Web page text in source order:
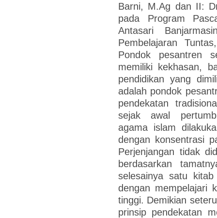
Barni, M.Ag dan II:
pada Program
Antasari
Pembelajaran
Pondok pesantren
memiliki kekhasan,
pendidikan yang
adalah pondok
pendekatan
sejak awal
agama islam
dengan konsentrasi
Perjenjangan tidak
berdasarkan
selesainya satu
dengan mempelajari
tinggi. Demikian
prinsip pendekatan